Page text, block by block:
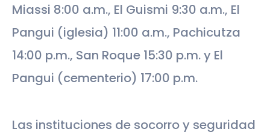
Miassi 8:00 a.m., El Guismi 9:30 a.m., El
Pangui (iglesia) 11:00 a.m., Pachicutza
14:00 p.m., San Roque 15:30 p.m. y El
Pangui (cementerio) 17:00 p.m.
Las instituciones de socorro y seguridad